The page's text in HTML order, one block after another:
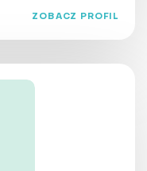
ZOBACZ PROFIL